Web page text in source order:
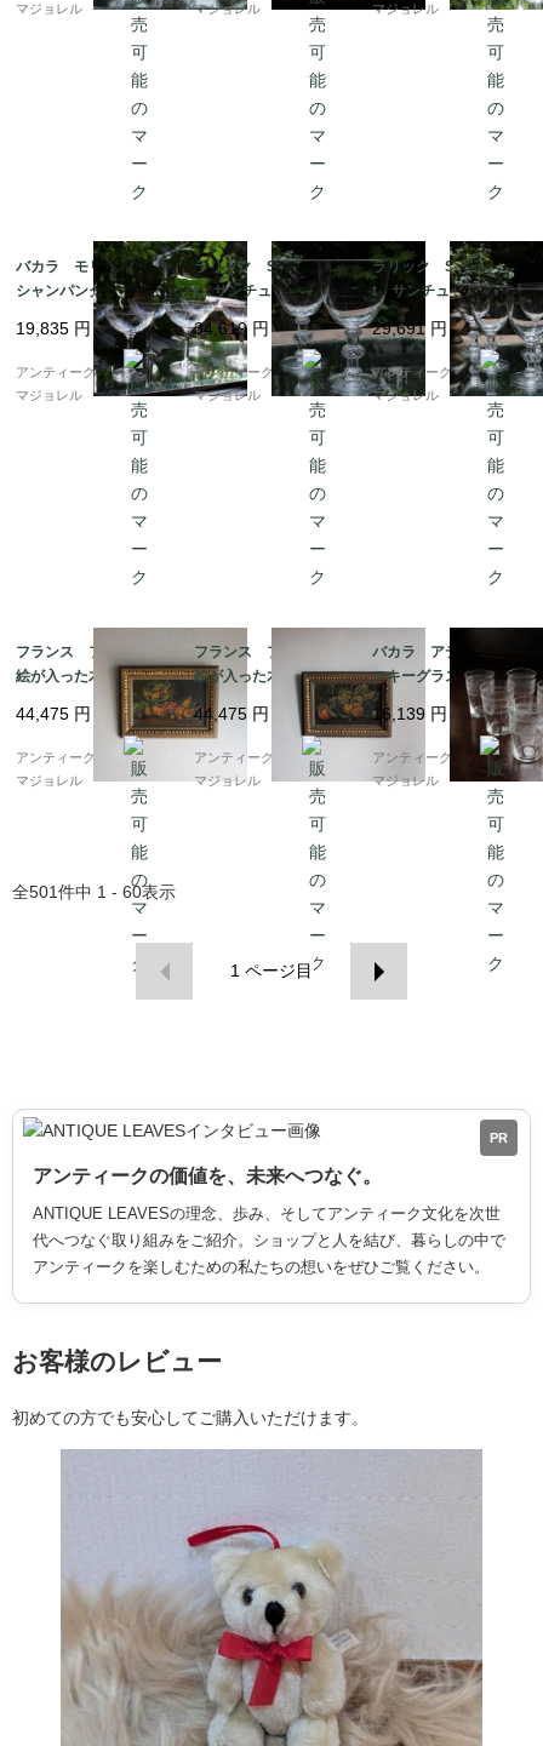
マジョレル
マジョレル
マジョレル
バカラ モリエール
シャンパンクープ 12
5mm 5893
19,835 円
アンティークギャラリー
マジョレル
ラリック Saint Huber
t サンチュベール ワ
イングラス 146mm
7428
34,619 円
アンティークギャラリー
マジョレル
ラリック Saint Huber
t サンチュベール ワ
イングラス 119mm
7427
29,691 円
アンティークギャラリー
マジョレル
フランス フルーツの
絵が入った木製フレー
ム 1912年 6479_02
44,475 円
アンティークギャラリー
マジョレル
フランス フルーツの
絵が入った木製フレー
ム 1912年 6479_01
44,475 円
アンティークギャラリー
マジョレル
バカラ アテネ ウイ
スキーグラス 80mm
5590
16,139 円
アンティークギャラリー
マジョレル
全501件中 1 - 60表示
1 ページ目
PR
アンティークの価値を、未来へつなぐ。
ANTIQUE LEAVESの理念、歩み、そしてアンティーク文化を次世
代へつなぐ取り組みをご紹介。ショップと人を結び、暮らしの中で
アンティークを楽しむための私たちの想いをぜひご覧ください。
お客様のレビュー
初めての方でも安心してご購入いただけます。